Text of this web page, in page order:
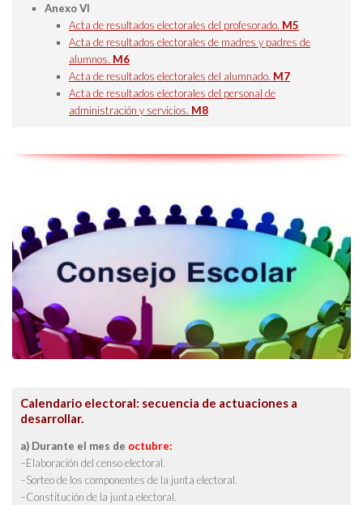
Anexo VI
Acta de resultados electorales del profesorado. M5
Acta de resultados electorales de madres y padres de
alumnos. M6
Acta de resultados electorales del alumnado. M7
Acta de resultados electorales del personal de
administración y servicios. M8
Calendario electoral: secuencia de actuaciones a
desarrollar.
a) Durante el mes de octubre:
–Elaboración del censo electoral.
–Sorteo de los componentes de la junta electoral.
–Constitución de la junta electoral.